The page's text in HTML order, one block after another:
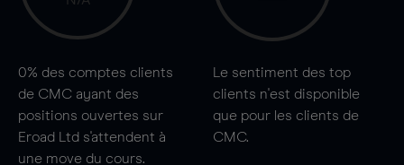
0% des comptes clients
de CMC ayant des
positions ouvertes sur
Eroad Ltd s'attendent à
une move du cours.
Le sentiment des top
clients n'est disponible
que pour les clients de
CMC.